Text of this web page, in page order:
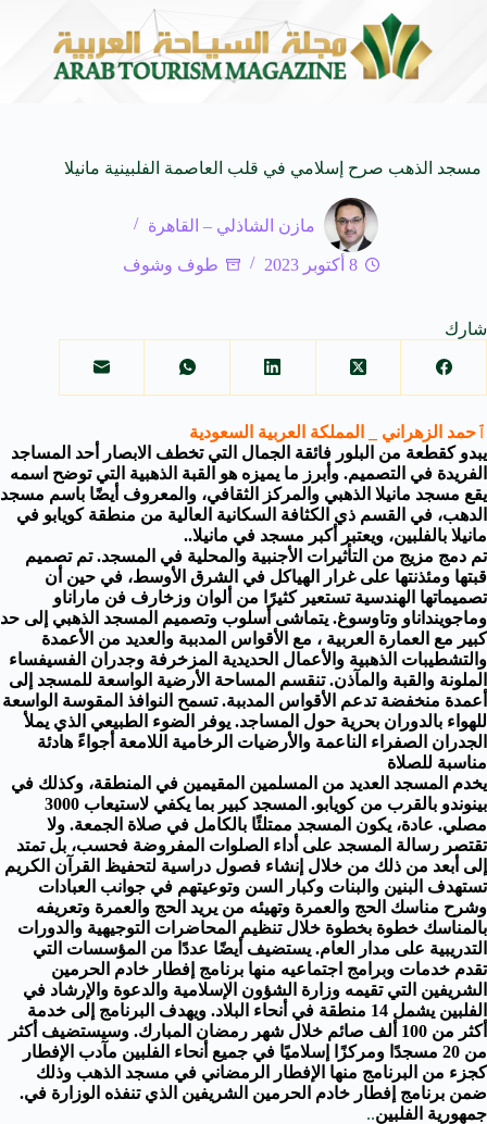
وواتساب 6 أغسطس 2026 غرفة القصيم تختتم «هاكثون القصيم» بـ12 مشروعًا سياحيًا واعدًا لدعم الابتكار وريادة الأعمال
مسجد الذهب صرح إسلامي في قلب العاصمة الفلبينية مانيلا
مازن الشاذلي – القاهرة
8 أكتوبر 2023 طوف وشوف
شارك
ٱحمد الزهراني _ المملكة العربية السعودية
يبدو كقطعة من البلور فائقة الجمال التي تخطف الابصار أحد المساجد
الفريدة في التصميم. وأبرز ما يميزه هو القبة الذهبية التي توضح اسمه
يقع مسجد مانيلا الذهبي والمركز الثقافي، والمعروف أيضًا باسم مسجد
الدهب، في القسم ذي الكثافة السكانية العالية من منطقة كويابو في
مانيلا بالفلبين، ويعتبر أكبر مسجد في مانيلا..
تم دمج مزيج من التأثيرات الأجنبية والمحلية في المسجد. تم تصميم
قبتها ومئذنتها على غرار الهياكل في الشرق الأوسط، في حين أن
تصميماتها الهندسية تستعير كثيرًا من ألوان وزخارف فن ماراناو
وماجوينداناو وتاوسوغ. يتماشى أسلوب وتصميم المسجد الذهبي إلى حد
كبير مع العمارة العربية ، مع الأقواس المدببة والعديد من الأعمدة
والتشطيبات الذهبية والأعمال الحديدية المزخرفة وجدران الفسيفساء
الملونة والقبة والمآذن. تنقسم المساحة الأرضية الواسعة للمسجد إلى
أعمدة منخفضة تدعم الأقواس المدببة. تسمح النوافذ المقوسة الواسعة
للهواء بالدوران بحرية حول المساجد. يوفر الضوء الطبيعي الذي يملأ
الجدران الصفراء الناعمة والأرضيات الرخامية اللامعة أجواءً هادئة
مناسبة للصلاة
يخدم المسجد العديد من المسلمين المقيمين في المنطقة، وكذلك في
بينوندو بالقرب من كويابو. المسجد كبير بما يكفي لاستيعاب 3000
مصلي. عادة، يكون المسجد ممتلئًا بالكامل في صلاة الجمعة. ولا
تقتصر رسالة المسجد على أداء الصلوات المفروضة فحسب، بل تمتد
إلى أبعد من ذلك من خلال إنشاء فصول دراسية لتحفيظ القرآن الكريم
تستهدف البنين والبنات وكبار السن وتوعيتهم في جوانب العبادات
وشرح مناسك الحج والعمرة وتهيئه من يريد الحج والعمرة وتعريفه
بالمناسك خطوة بخطوة خلال تنظيم المحاضرات التوجيهية والدورات
التدريبية على مدار العام. يستضيف أيضًا عددًا من المؤسسات التي
تقدم خدمات وبرامج اجتماعيه منها برنامج إفطار خادم الحرمين
الشريفين التي تقيمه وزارة الشؤون الإسلامية والدعوة والإرشاد في
الفلبين يشمل 14 منطقة في أنحاء البلاد. ويهدف البرنامج إلى خدمة
أكثر من 100 ألف صائم خلال شهر رمضان المبارك. وسيستضيف أكثر
من 20 مسجدًا ومركزًا إسلاميًا في جميع أنحاء الفلبين مآدب الإفطار
كجزء من البرنامج منها الإفطار الرمضاني في مسجد الذهب وذلك
ضمن برنامج إفطار خادم الحرمين الشريفين الذي تنفذه الوزارة في.
جمهورية الفلبين..